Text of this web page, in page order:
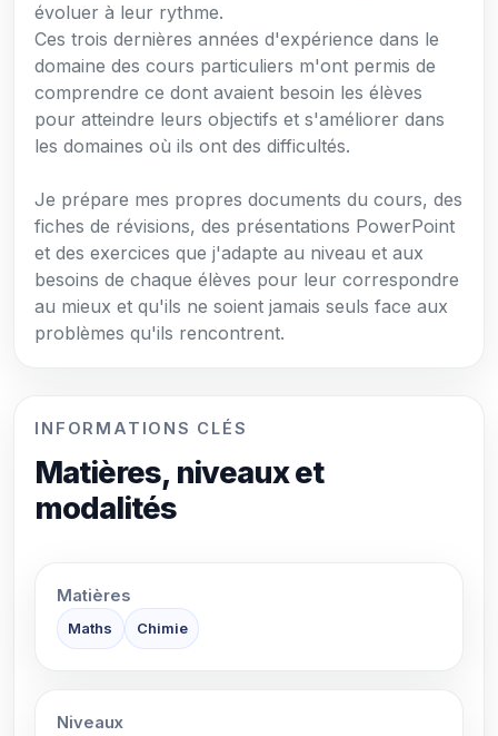
évoluer à leur rythme.
Ces trois dernières années d'expérience dans le
domaine des cours particuliers m'ont permis de
comprendre ce dont avaient besoin les élèves
pour atteindre leurs objectifs et s'améliorer dans
les domaines où ils ont des difficultés.
Je prépare mes propres documents du cours, des
fiches de révisions, des présentations PowerPoint
et des exercices que j'adapte au niveau et aux
besoins de chaque élèves pour leur correspondre
au mieux et qu'ils ne soient jamais seuls face aux
problèmes qu'ils rencontrent.
INFORMATIONS CLÉS
Matières, niveaux et
modalités
Matières
Maths Chimie
Niveaux